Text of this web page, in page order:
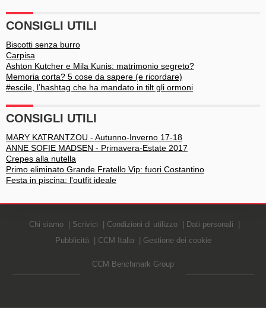
CONSIGLI UTILI
Biscotti senza burro
Carpisa
Ashton Kutcher e Mila Kunis: matrimonio segreto?
Memoria corta? 5 cose da sapere (e ricordare)
#escile, l’hashtag che ha mandato in tilt gli ormoni
CONSIGLI UTILI
MARY KATRANTZOU - Autunno-Inverno 17-18
ANNE SOFIE MADSEN - Primavera-Estate 2017
Crepes alla nutella
Primo eliminato Grande Fratello Vip: fuori Costantino
Festa in piscina: l'outfit ideale
Chi siamo Scrivici Condizioni di utilizzo
Dati personali
Pubblicità
CCM Italia Gestione dei cookie
CCM Benchmark Group